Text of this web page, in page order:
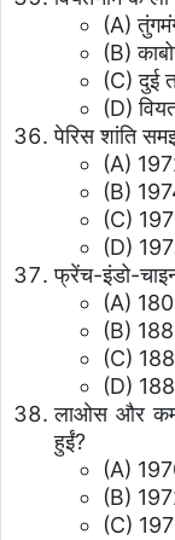
(A)
(B)
(C) दुई
(D)
पेरिस शांति
(A)
(B)
(C)
(D)
फ्रेंच-इंडो-
(A)
(B)
(C)
(D)
लाओस और
हुईं?
(A)
(B)
(C)